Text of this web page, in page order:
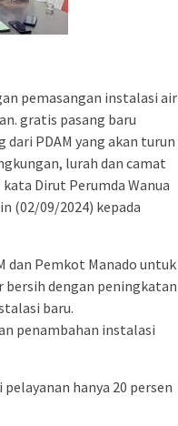
pemasangan instalasi air
gratis pasang baru
PDAM yang akan turun
lurah dan camat
Dirut Perumda Wanua
(02/09/2024) kepada
dan Pemkot Manado untuk
bersih dengan peningkatan
baru.
penambahan instalasi
hanya 20 persen